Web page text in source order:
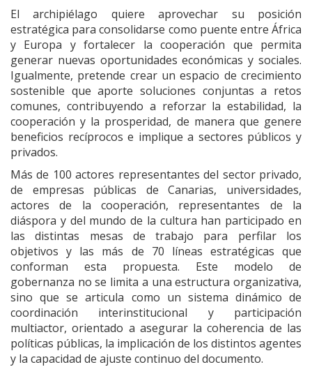
El archipiélago quiere aprovechar su posición
estratégica para consolidarse como puente entre África
y Europa y fortalecer la cooperación que permita
generar nuevas oportunidades económicas y sociales.
Igualmente, pretende crear un espacio de crecimiento
sostenible que aporte soluciones conjuntas a retos
comunes, contribuyendo a reforzar la estabilidad, la
cooperación y la prosperidad, de manera que genere
beneficios recíprocos e implique a sectores públicos y
privados.
Más de 100 actores representantes del sector privado,
de empresas públicas de Canarias, universidades,
actores de la cooperación, representantes de la
diáspora y del mundo de la cultura han participado en
las distintas mesas de trabajo para perfilar los
objetivos y las más de 70 líneas estratégicas que
conforman esta propuesta. Este modelo de
gobernanza no se limita a una estructura organizativa,
sino que se articula como un sistema dinámico de
coordinación interinstitucional y participación
multiactor, orientado a asegurar la coherencia de las
políticas públicas, la implicación de los distintos agentes
y la capacidad de ajuste continuo del documento.